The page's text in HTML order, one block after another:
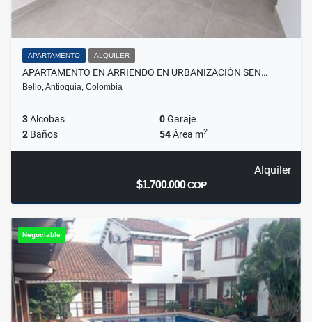
APARTAMENTO ALQUILER
APARTAMENTO EN ARRIENDO EN URBANIZACIÓN SEN…
Bello, Antioquia, Colombia
3Alcobas 0Garaje
2 Baños 54Área m2
Alquiler
$1.700.000COP
Negociable